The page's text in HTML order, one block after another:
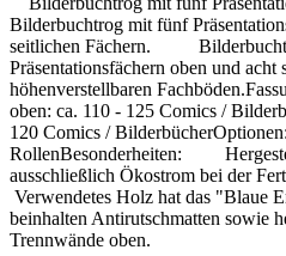
Bilderbuchtrog mit fünf
seitlichen Fächern.
Präsentationsfächern oben und acht
höhenverstellbaren
oben: ca. 110 - 125 Comics /
120 Comics /
RollenBesonderheiten:
ausschließlich Ökostrom bei der
Verwendetes Holz hat das "Blaue
beinhalten Antirutschmatten sowie
Trennwände oben.